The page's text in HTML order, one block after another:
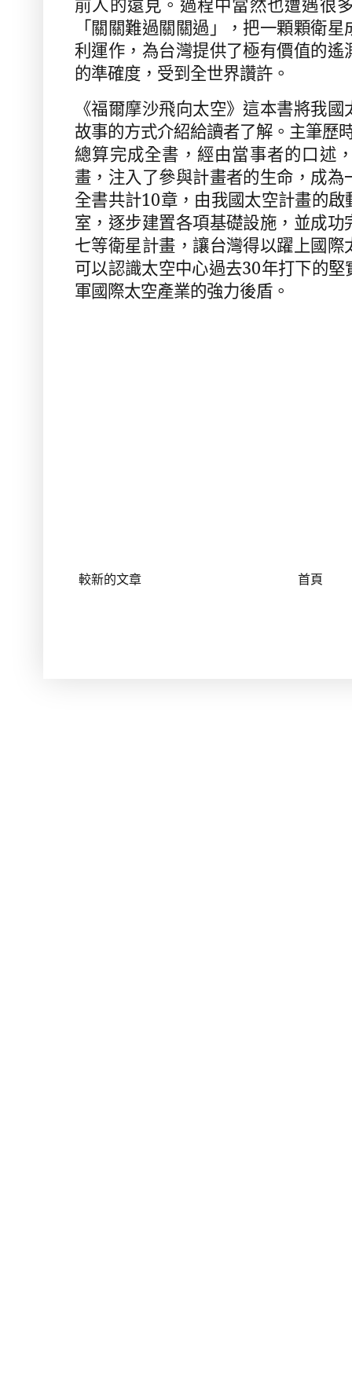
「關關難過關關過」，把一顆顆衛
利運作，為台灣提供了極有價值的
的準確度，受到全世界讚許。
《福爾摩沙飛向太空》這本書將我
故事的方式介紹給讀者了解。主筆歷
總算完成全書，經由當事者的口述
畫，注入了參與計畫者的生命，成
全書共計10章，由我國太空計畫的
室，逐步建置各項基礎設施，並成
七等衛星計畫，讓台灣得以躍上國
可以認識太空中心過去30年打下的堅
軍國際太空產業的強力後盾。
較新的文章 首頁